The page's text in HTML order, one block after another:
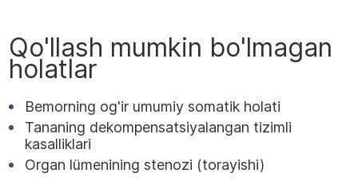
Qo'llash mumkin bo'lmagan
holatlar
Bemorning og'ir umumiy somatik holati
Tananing dekompensatsiyalangan tizimli
kasalliklari
Organ lümenining stenozi (torayishi)